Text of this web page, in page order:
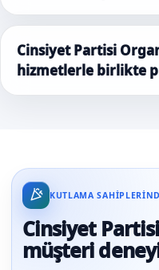
Cinsiyet Partisi
hizmetlerle birlikte
KUTLAMA
Cinsiyet
müşteri